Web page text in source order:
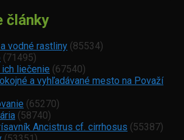
články
vodné rastliny (85534)
(71495)
liečenie (67540)
a vyhľadávané mesto na Považí
(65270)
(58740)
Ancistrus cf. cirrhosus (55387)